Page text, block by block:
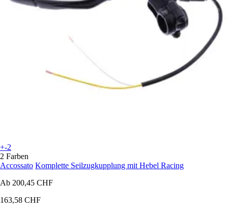
+-2
2 Farben
Accossato Komplette Seilzugkupplung mit Hebel Racing
Ab 200,45 CHF
163,58 CHF